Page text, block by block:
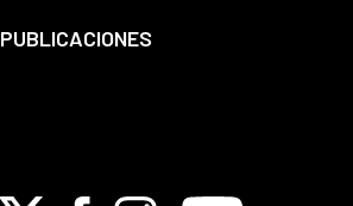
PUBLICACIONES